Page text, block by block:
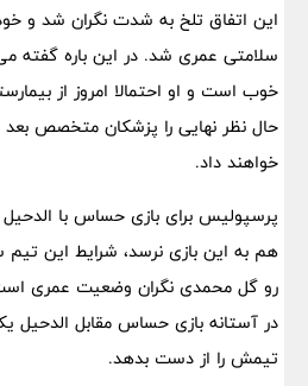
این اتفاق تلخ به شدت نگران شد
سلامتی عمری شد. در این باره
خوب است و او احتمالا امروز از
حال نظر نهایی را پزشکان متخصص بعد
خواهند داد.
پرسپولیس برای بازی حساس با
هم به این بازی نرسد، شرایط این
رو گل محمدی نگران وضعیت عمری
در آستانه بازی حساس مقابل الدحیل
تیمش را از دست بدهد.